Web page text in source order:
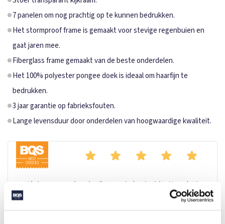
7 panelen om nog prachtig op te kunnen bedrukken.
Het stormproof frame is gemaakt voor stevige regenbuien en
gaat jaren mee.
Fiberglass frame gemaakt van de beste onderdelen.
Het 100% polyester pongee doek is ideaal om haarfijn te
bedrukken.
3 jaar garantie op fabrieksfouten.
Lange levensduur door onderdelen van hoogwaardige kwaliteit.
Als je een paraplu gebruikt, vermindert je zicht. Maar dat is
verleden tijd met de paraplu compleet met kijkraam. Dit maakt
je veiliger in het verkeer en je valt op met een unieke paraplu.